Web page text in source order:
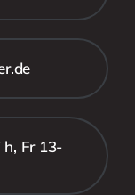
Fr 13-